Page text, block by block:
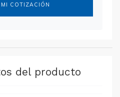
COTIZACIÓN
del producto